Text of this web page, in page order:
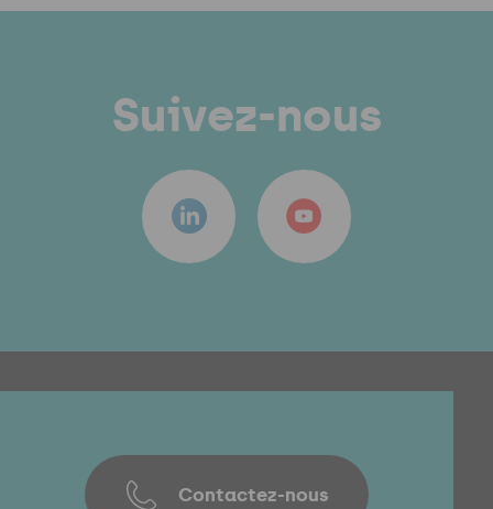
Suivez-nous
Contactez-nous